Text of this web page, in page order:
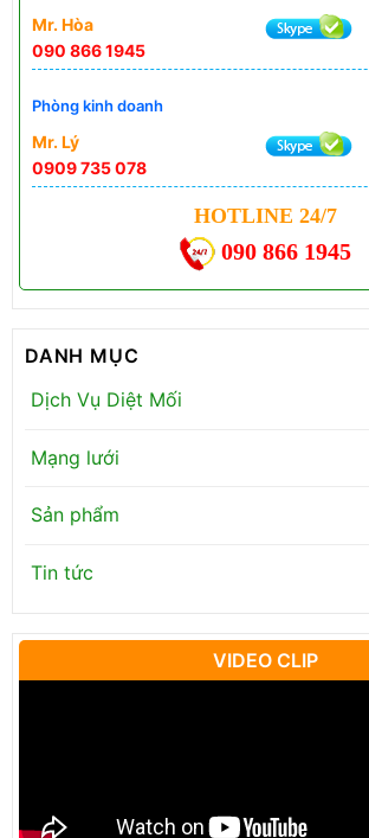
Mr. Hòa
090 866 1945
Phòng kinh doanh
Mr. Lý
0909 735 078
HOTLINE 24/7
090 866 1945
DANH MỤC
Dịch Vụ Diệt Mối
Mạng lưới
Sản phẩm
Tin tức
VIDEO CLIP